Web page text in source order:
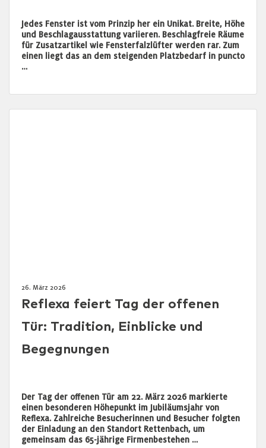
Jedes Fenster ist vom Prinzip her ein Unikat. Breite, Höhe
und Beschlagausstattung variieren. Beschlagfreie Räume
für Zusatzartikel wie Fensterfalzlüfter werden rar. Zum
einen liegt das an dem steigenden Platzbedarf in puncto
…
26. März 2026
Reflexa feiert Tag der offenen
Tür: Tradition, Einblicke und
Begegnungen
Der Tag der offenen Tür am 22. März 2026 markierte
einen besonderen Höhepunkt im Jubiläumsjahr von
Reflexa. Zahlreiche Besucherinnen und Besucher folgten
der Einladung an den Standort Rettenbach, um
gemeinsam das 65-jährige Firmenbestehen …